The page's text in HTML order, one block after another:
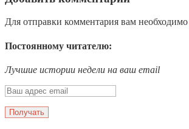
Для отправки комментария вам необходимо
Постоянному читателю:
Лучшие истории недели на ваш email